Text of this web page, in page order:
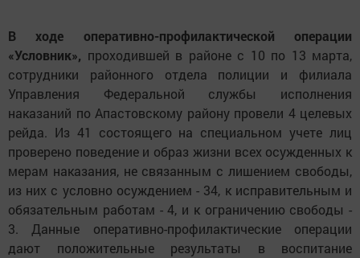
В ходе оперативно-профилактической операции
«Условник», проходившей в районе с 10 по 13 марта,
сотрудники районного отдела полиции и филиала
Управления Федеральной службы исполнения
наказаний по Апастовскому району провели 4 целевых
рейда. Из 41 состоящего на специальном учете лиц
проверено поведение и образ жизни всех осужденных к
мерам наказания, не связанным с лишением свободы,
из них с условно осуждением - 34, к исправительным и
обязательным работам - 4, и к ограничению свободы -
3. Данные оперативно-профилактические операции
дают положительные результаты в воспитание